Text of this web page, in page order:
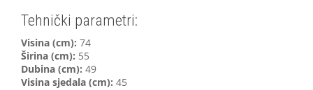
Tehnički parametri:
Visina (cm): 74
Širina (cm): 55
Dubina (cm): 49
Visina sjedala (cm): 45